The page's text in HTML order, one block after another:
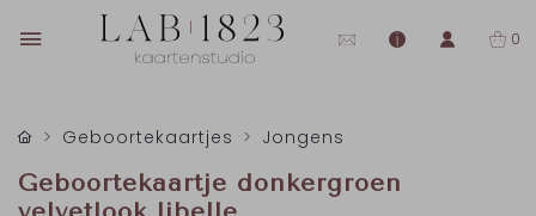
0
Geboortekaartjes Jongens
Geboortekaartje donkergroen